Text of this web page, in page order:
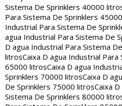
Sistema De Sprinklers 40000
Para Sistema De Sprinklers
Industrial Para Sistema De
agua Industrial Para Sistema De
D agua Industrial Para Sistema
litrosCaixa D agua Industrial Para
65000 litrosCaixa D agua
Sprinklers 70000 litrosCaixa D
De Sprinklers 75000 litrosCaixa
Sistema De Sprinklers 80000